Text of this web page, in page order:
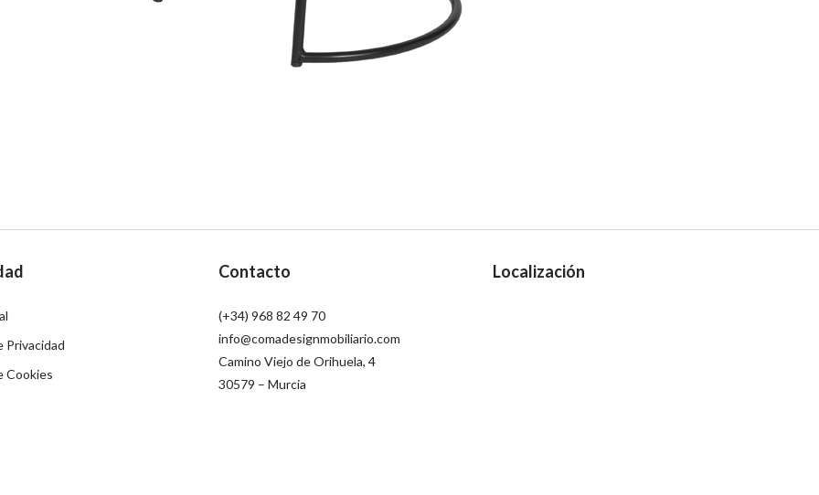
Privacidad
Cookies
Contacto
(+34) 968 82 49 70
info@comadesignmobiliario.com
Camino Viejo de Orihuela, 4
30579 – Murcia
Localización